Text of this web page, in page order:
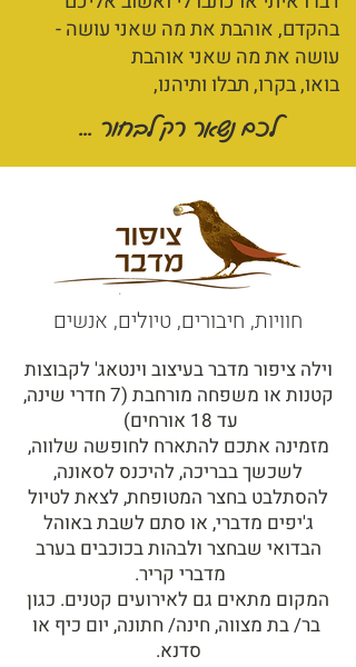
בהקדם, אוהבת את מה שאני עושה -
עושה את מה שאני אוהבת
בואו, בקרו, תבלו ותיהנו,
לכם נשאר רק לבחור ...
חוויות, חיבורים, טיולים, אנשים
וילה ציפור מדבר בעיצוב וינטאג' לקבוצות
קטנות או משפחה מורחבת (7 חדרי שינה,
עד 18 אורחים)
מזמינה אתכם להתארח לחופשה שלווה,
לשכשך בבריכה, להיכנס לסאונה,
להסתלבט בחצר המטופחת, לצאת לטיול
ג'יפים מדברי, או סתם לשבת באוהל
הבדואי שבחצר ולבהות בכוכבים בערב
מדברי קריר.
המקום מתאים גם לאירועים קטנים. כגון
בר/ בת מצווה, חינה/ חתונה, יום כיף או
סדנא.